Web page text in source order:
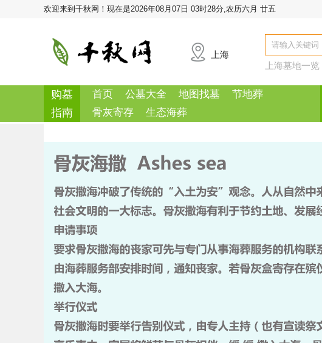
欢迎来到千秋网！ 现在是2026年08月07日 03时28分,农历六月 廿五
上海
上海墓地一览
购墓
指南
首页 公墓大全 地图找墓
节地葬
骨灰寄存
生态海葬